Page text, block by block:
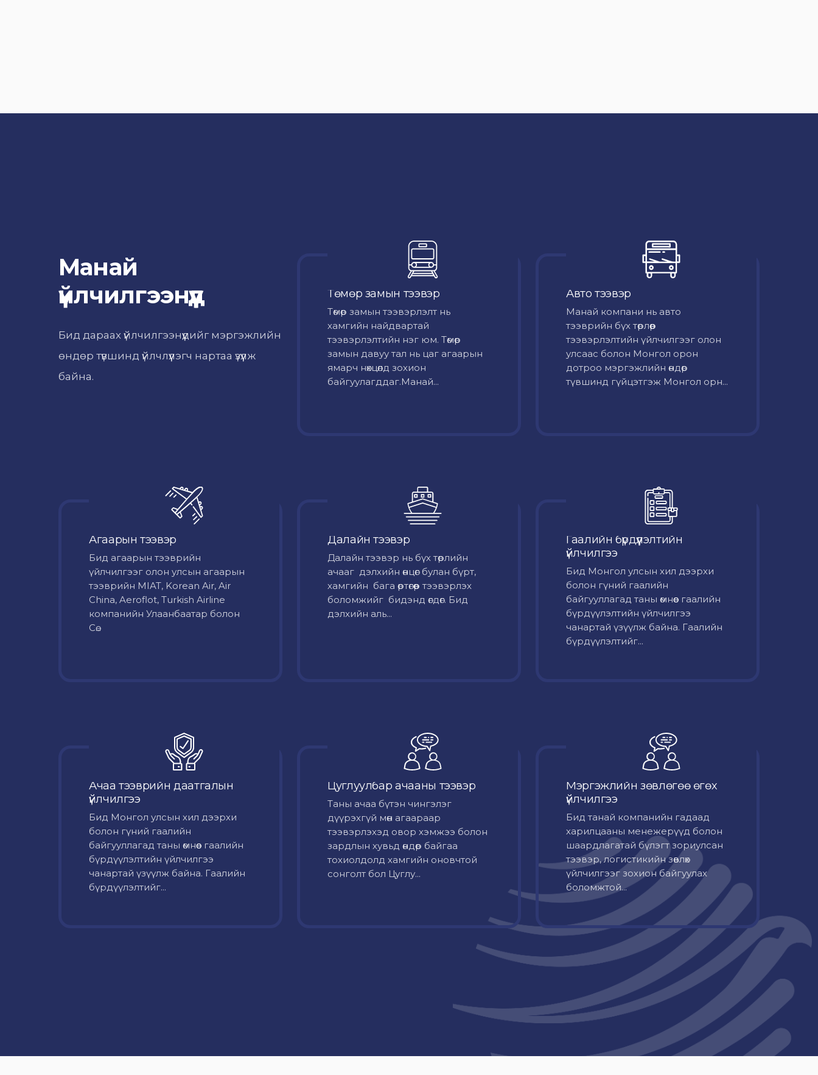
Манай
үйлчилгээнүүд
Бид дараах үйлчилгээнүүдийг мэргэжлийн
өндөр түвшинд үйлчлүүлэгч нартаа үзүүлж
байна.
Төмөр замын тээвэр
Төмөр замын тээвэрлэлт нь
хамгийн найдвартай
тээвэрлэлтийн нэг юм. Төмөр
замын давуу тал нь цаг агаарын
ямарч нөхцөлд зохион
байгуулагддаг.Манай...
Авто тээвэр
Mанай компани нь авто
тээврийн бүх төрлөөр
тээвэрлэлтийн үйлчилгээг олон
улсаас болон Монгол орон
дотроо мэргэжлийн өндөр
түвшинд гүйцэтгэж Монгол орн...
Агаарын тээвэр
Бид агаарын тээврийн
үйлчилгээг олон улсын агаарын
тээврийн MIAT, Korean Air, Air
China, Aeroflot, Turkish Airline
компанийн Улаанбаатар болон
Сө...
Далайн тээвэр
Далайн тээвэр нь бүх төрлийн
ачааг дэлхийн өнцөг булан бүрт,
хамгийн бага өртөгөөр тээвэрлэх
боломжийг бидэнд өгдөг. Бид
дэлхийн аль...
Гаалийн бүрдүүлэлтийн
үйлчилгээ
Бид Монгол улсын хил дээрхи
болон гүний гаалийн
байгууллагад таны өмнөөс гаалийн
бүрдүүлэлтийн үйлчилгээ
чанартай үзүүлж байна. Гаалийн
бүрдүүлэлтийг...
Ачаа тээврийн даатгалын
үйлчилгээ
Бид Монгол улсын хил дээрхи
болон гүний гаалийн
байгууллагад таны өмнөөс гаалийн
бүрдүүлэлтийн үйлчилгээ
чанартай үзүүлж байна. Гаалийн
бүрдүүлэлтийг...
Цуглуулбар ачааны тээвэр
Таны ачаа бүтэн чингэлэг
дүүрэхгүй мөн агаараар
тээвэрлэхэд овор хэмжээ болон
зардлын хувьд өндөр байгаа
тохиолдолд хамгийн оновчтой
сонголт бол Цуглу...
Мэргэжлийн зөвлөгөө өгөх
үйлчилгээ
Бид танай компанийн гадаад
харилцааны менежерүүд болон
шаардлагатай бүлэгт зориулсан
тээвэр, логистикийн зөвлөх
үйлчилгээг зохион байгуулах
боломжтой...